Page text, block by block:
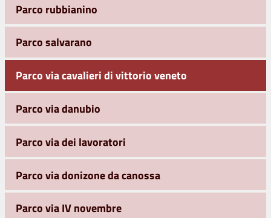
Parco rubbianino
Parco salvarano
Parco via cavalieri di vittorio veneto
Parco via danubio
Parco via dei lavoratori
Parco via donizone da canossa
Parco via IV novembre